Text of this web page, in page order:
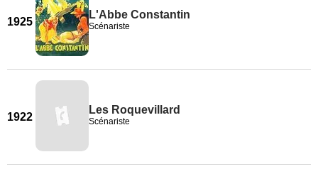
1925
L'Abbe Constantin
Scénariste
1922
Les Roquevillard
Scénariste